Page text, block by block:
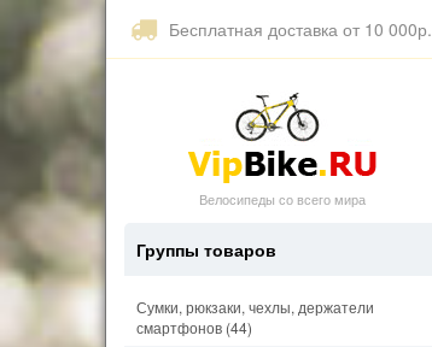
Бесплатная доставка от 10 000р.
Велосипеды со всего мира
Группы товаров
Сумки, рюкзаки, чехлы, держатели
смартфонов (44)